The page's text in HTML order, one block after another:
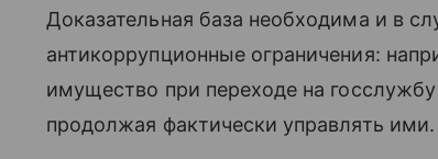
Доказательная база необходима и в
антикоррупционные ограничения:
имущество при переходе на
продолжая фактически управлять ими.